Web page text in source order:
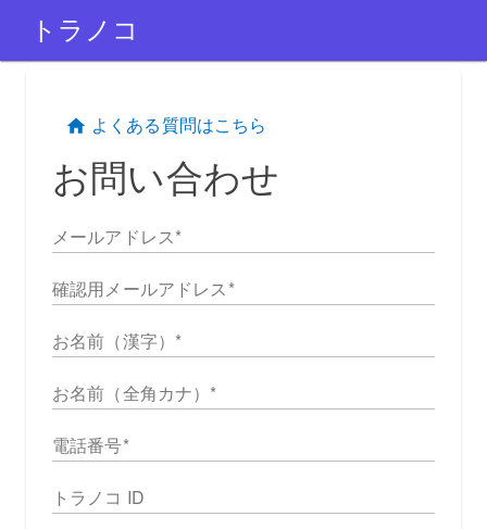
トラノコ
よくある質問はこちら
お問い合わせ
メールアドレス
確認用メールアドレス
お名前（漢字）
お名前（全角カナ）
電話番号
トラノコ ID